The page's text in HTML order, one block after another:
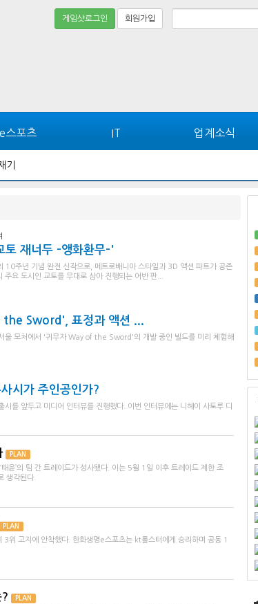
게임샷로그인 회원가입
e스포츠 IT 업계소식
기
토 재너두 -앵화환무-'
10주년 기념 완전 신작으로, 메트로배니아 스타일과 3D 액션 파트가 공존
요 도시인 교토를 무대로 삼아 진행되는 어반 판...
the Sword', 표정과 액션 ...
울 모처에서 '귀무자 Way of the Sword'의 개발 중인 빌드를 미리 체험해
시가 주인공인가?
를 앞두고 미디어 인터뷰를 진행했다. 이번 인터뷰에는 니헤이 사토루 디
PLAN
윤’의 팀 간 트레이드가 성사됐다. 이는 5월 1일 이후 트레이드 제한 조
생각된다.
PLAN
위 고지에 안착했다. 한화생명e스포츠는 kt롤스터에게 승리하며 공동 1
? PLAN